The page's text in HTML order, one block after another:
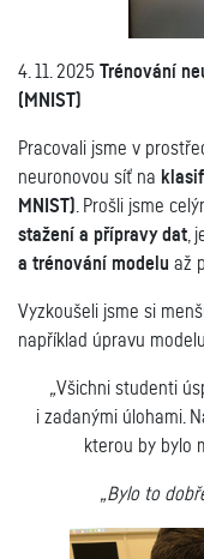
4. 11. 2025 Trénování
(MNIST)
Pracovali jsme v
neuronovou síť na
MNIST)
. Prošli jsme
stažení a přípravy dat ,
a trénování modelu až
Vyzkoušeli jsme si
například úpravu
„Všichni studenti
i zadanými úlohami.
kterou by bylo
„Bylo to